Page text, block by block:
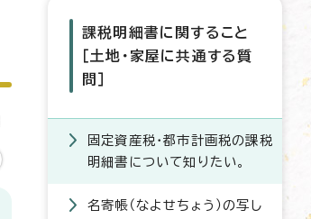
課税明細書に関すること
［土地・家屋に共通する質
問］
固定資産税・都市計画税の課税
明細書について知りたい。
名寄帳（なよせちょう）の写し